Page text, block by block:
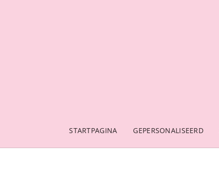
STARTPAGINA GEPERSONALISEERD